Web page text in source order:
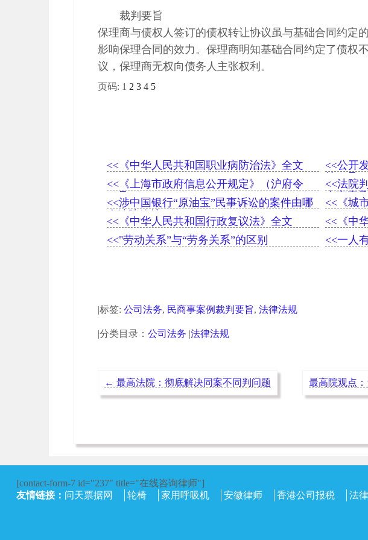
裁判要旨
保理商与债权人签订的债权转让协议虽与基础合同约定
影响保理合同的效力。保理商明知基础合同约定了债权
议，保理商无权向债务人主张权利。
页码: 1 2 3 4 5
<<《中华人民共和国职业病防治法》全文
<<公开
第12号
师工作
<<《上海市政府信息公开规定》（沪府令
32号）
<<法院
产商应
<<涉中国银行“原油宝”民事诉讼的案件由哪
个法院管辖？
<<《城
<<《中华人民共和国行政复议法》全文
<<《中
<<"劳动关系”与“劳务关系”的区别
<<一人
|标签: 公司法务, 民商事案例裁判要旨, 法律法规
|分类目录： 公司法务 |法律法规
← 最高法院：彻底解决同案不同判问题 最高院观点
[contact-form-7 id="237" title="在线咨询律师"]
友情链接： 问天票据网 轮椅 家用呼吸机 安徽律师 香港公司报税 法律